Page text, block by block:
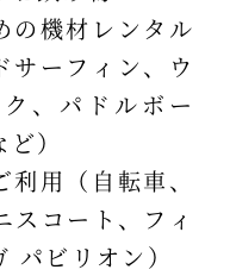
の機材レンタル
サーフィン、ウ
、パドルボー
）
用（自転車、
スコート、フィ
パビリオン）